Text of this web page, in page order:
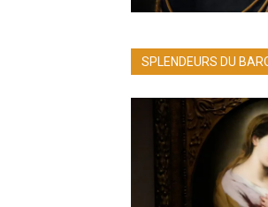
SPLENDEURS DU